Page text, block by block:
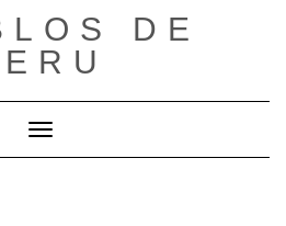
DE
Cambiar modo de navegación